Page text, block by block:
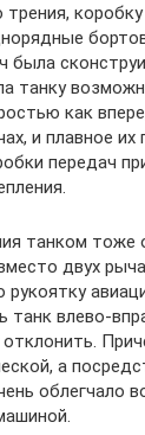
трения,
была
танку
как
и плавное их
передач
танком тоже
двух
рукоятку
танк влево-
а
облегчало